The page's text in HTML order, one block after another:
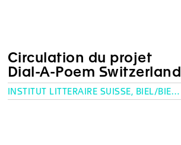
Circulation du projet
Dial-A-Poem Switzerland
INSTITUT LITTÉRAIRE SUISSE, BIEL/BIENNE